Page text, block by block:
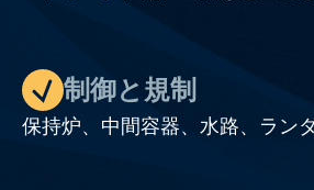
制御と規制
保持炉、中間容器、水路、ラン